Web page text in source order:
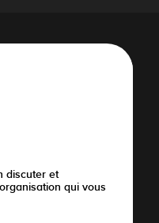
discuter et
qui vous